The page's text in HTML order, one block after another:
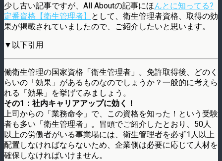
少し古い記事ですが、All Aboutの記事にほんとに知ってる?
定番資格【衛生管理者】
として、衛生管理者資格、取得の効
果が掲載されていましたので、ご紹介したいと思います。
▼以下引用
働衛生管理の国家資格「衛生管理者」。免許取得後、どのく
らいの「効果」があるものなのでしょうか？一般的に考えら
れる「効果」を挙げてみましょう。
その1：社内キャリアアップに効く！
上司からの「業務命令」で、この資格を知った！という受験
者も多い「衛生管理者」。冒頭でご紹介したとおり、50人
以上の労働者がいる事業場には、衛生管理者を必ず1人以上
配置しなければならないため、企業側は必要に応じて人材を
確保しなければいけません。